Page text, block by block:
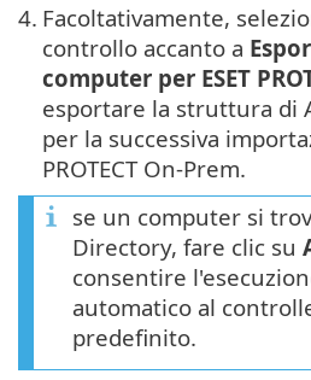
4. Facoltativamente,
controllo accanto a
computer per ESET
esportare la struttura di
per la successiva
PROTECT On-Prem.
se un computer si
Directory, fare clic su
consentire
automatico al
predefinito.